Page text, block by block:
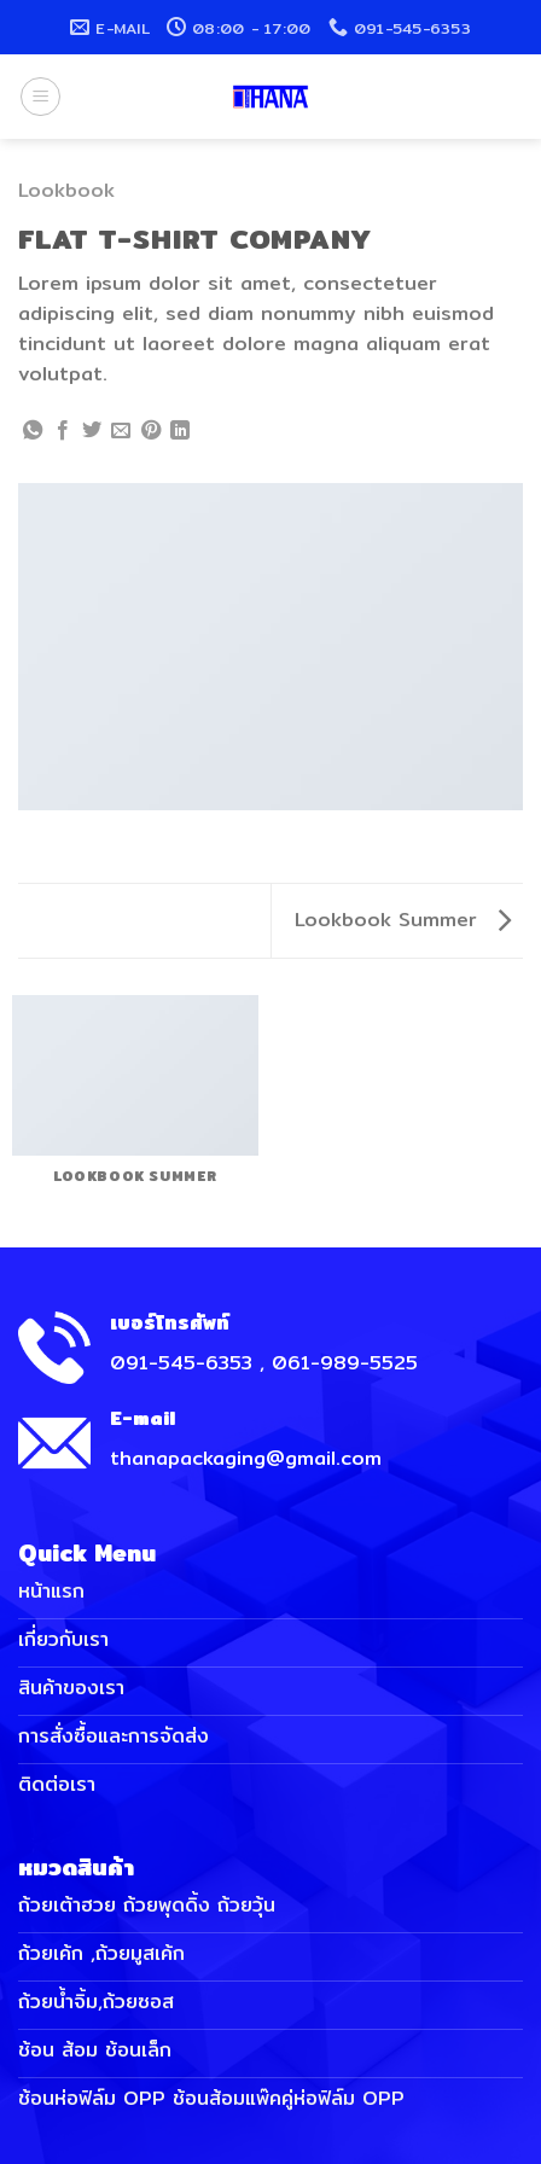
content
E-MAIL 08:00 - 17:00 091-545-6353
Lookbook
FLAT T-SHIRT COMPANY
Lorem ipsum dolor sit amet, consectetuer
adipiscing elit, sed diam nonummy nibh euismod
tincidunt ut laoreet dolore magna aliquam erat
volutpat.
Lookbook Summer
LOOKBOOK SUMMER
เบอร์โทรศัพท์
091-545-6353 , 061-989-5525
E-mail
thanapackaging@gmail.com
Quick Menu
หน้าแรก
เกี่ยวกับเรา
สินค้าของเรา
การสั่งซื้อและการจัดส่ง
ติดต่อเรา
หมวดสินค้า
ถ้วยเต้าฮวย ถ้วยพุดดิ้ง ถ้วยวุ้น
ถ้วยเค้ก ,ถ้วยมูสเค้ก
ถ้วยน้ำจิ้ม,ถ้วยซอส
ช้อน ส้อม ช้อนเล็ก
ช้อนห่อฟิล์ม OPP ช้อนส้อมแพ๊คคู่ห่อฟิล์ม OPP